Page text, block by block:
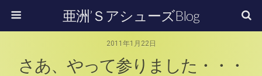
亜洲’ＳアシューズBlog
2011年1月22日
さあ、やって参りました・・・